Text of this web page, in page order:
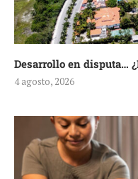
Desarrollo en disputa…
4 agosto, 2026